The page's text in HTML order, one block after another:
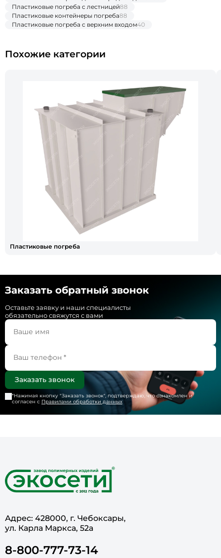
Пластиковые погреба с лестницей88
Пластиковые контейнеры погреба88
Пластиковые погреба с верхним входом40
Похожие категории
Пластиковые погреба
Заказать обратный звонок
Оставьте заявку и наши специалисты
обязательно свяжутся с вами
*Нажимая кнопку "Заказать звонок", подтверждаю, что ознакомлен и
согласен с Правилами обработки данных
Адрес: 428000, г. Чебоксары,
ул. Карла Маркса, 52а
8-800-777-73-14